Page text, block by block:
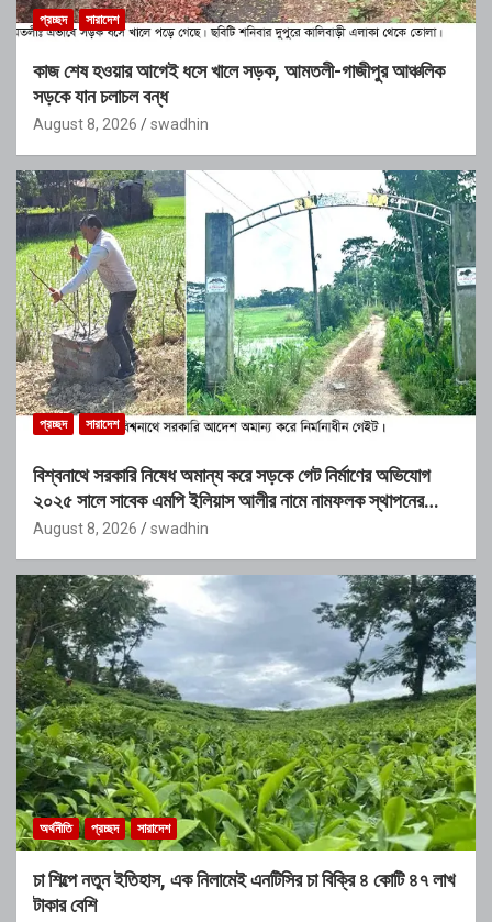
প্রচ্ছদ সারাদেশ
কাজ শেষ হওয়ার আগেই ধসে খালে সড়ক, আমতলী-গাজীপুর আঞ্চলিক
সড়কে যান চলাচল বন্ধ
August 8, 2026 swadhin
প্রচ্ছদ সারাদেশ
বিশ্বনাথে সরকারি নিষেধ অমান্য করে সড়কে গেট নির্মাণের অভিযোগ
২০২৫ সালে সাবেক এমপি ইলিয়াস আলীর নামে নামফলক স্থাপনের
অভিযোগ
August 8, 2026 swadhin
অর্থনীতি প্রচ্ছদ সারাদেশ
চা শিল্পে নতুন ইতিহাস, এক নিলামেই এনটিসির চা বিক্রি ৪ কোটি ৪৭ লাখ
টাকার বেশি